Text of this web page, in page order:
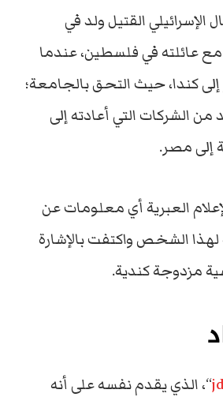
الإسرائيلي القتيل ولد في
مع عائلته في فلسطين، عندما
كندا، حيث التحق بالجامعة؛
من الشركات التي أعادته إلى
إلى مصر.
العبرية أي معلومات عن
الشخص واكتفت بالإشارة
مزدوجة كندية.
“، الذي يقدم نفسه على أنه